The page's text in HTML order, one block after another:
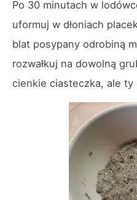
Po 30 minutach w
uformuj w dłoniach
blat posypany odrobiną
rozwałkuj na dowolną
cienkie ciasteczka, ale